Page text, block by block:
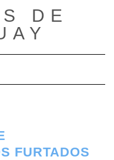
DE
modo de navegación
FURTADOS